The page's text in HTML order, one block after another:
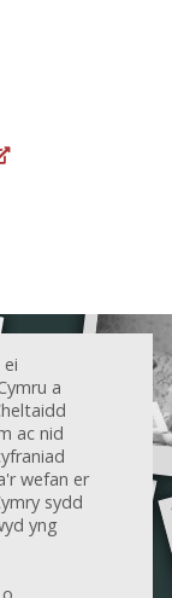
a
ac nid
wefan er
sydd
yng